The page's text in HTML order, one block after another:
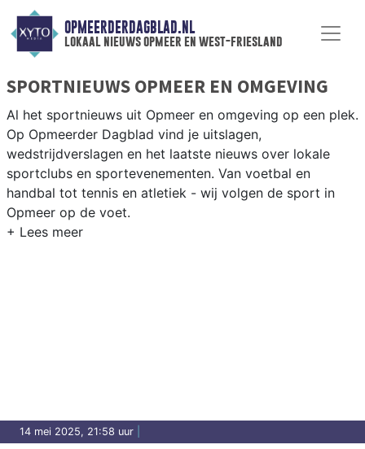
OPMEERDERDAGBLAD.NL
lokaal nieuws opmeer en west-friesland
SPORTNIEUWS OPMEER EN OMGEVING
Al het sportnieuws uit Opmeer en omgeving op een plek.
Op Opmeerder Dagblad vind je uitslagen,
wedstrijdverslagen en het laatste nieuws over lokale
sportclubs en sportevenementen. Van voetbal en
handbal tot tennis en atletiek - wij volgen de sport in
Opmeer op de voet.
14 mei 2025, 21:58 uur